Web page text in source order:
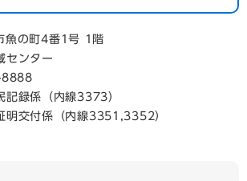
の町4番1号 1階
センター
8888
記録係（内線3373）
明交付係（内線3351,3352）